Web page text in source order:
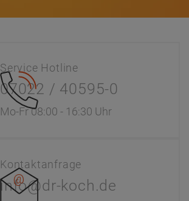
Service Hotline
07022 / 40595-0
Mo-Fr 08:00 - 16:30 Uhr
Kontaktanfrage
info@dr-koch.de